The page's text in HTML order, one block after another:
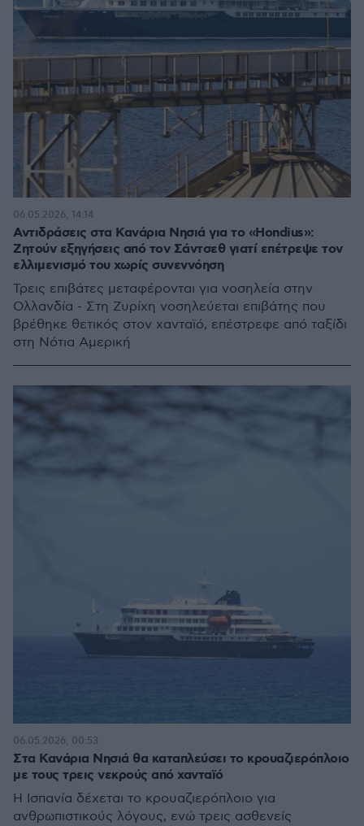
Αντιδράσεις στα Κανάρια Νησιά για το «Hondius»:
Ζητούν εξηγήσεις από τον Σάντσεθ γιατί επέτρεψε τον
ελλιμενισμό του χωρίς συνεννόηση
Τρεις επιβάτες μεταφέρονται για νοσηλεία στην
Ολλανδία - Στη Ζυρίχη νοσηλεύεται επιβάτης που
βρέθηκε θετικός στον χανταϊό, επέστρεφε από ταξίδι
στη Νότια Αμερική
06.05.2026, 14:14
Στα Κανάρια Νησιά θα καταπλεύσει το κρουαζιερόπλοιο
με τους τρεις νεκρούς από χανταϊό
Η Ισπανία δέχεται το κρουαζιερόπλοιο για
ανθρωπιστικούς λόγους, ενώ τρεις ασθενείς
06.05.2026, 00:53